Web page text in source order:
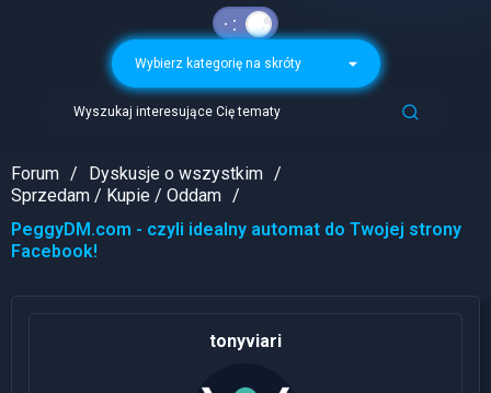
Wybierz kategorię na skróty
Wyszukaj interesujące Cię tematy
Forum
Dyskusje o wszystkim
Sprzedam / Kupie / Oddam
PeggyDM.com - czyli idealny automat do Twojej strony
Facebook!
tonyviari